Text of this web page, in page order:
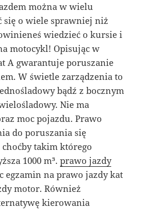
można w wielu
się o wiele sprawniej niż
wiedzieć o kursie i
motocykl! Opisując w
A gwarantuje poruszanie
W świetle zarządzenia to
bądź z bocznym
Nie ma
moc pojazdu. Prawo
do poruszania się
takim którego
1000 m³.prawo jazdy
egzamin na prawo jazdy kat
motor. Również
kierowania